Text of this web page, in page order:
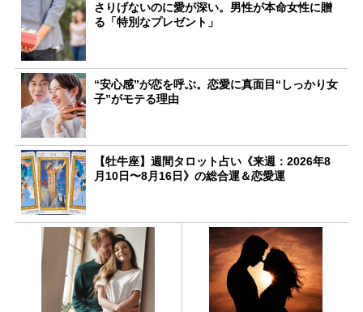
さりげないのに愛が深い。男性が本命女性に贈
る「特別なプレゼント」
“安心感”が恋を呼ぶ。恋愛に真面目“しっかり女
子”がモテる理由
【牡牛座】週間タロット占い《来週：2026年8
月10日〜8月16日》の総合運＆恋愛運